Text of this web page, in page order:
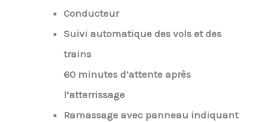
Conducteur
Suivi automatique des vols et des
trains
60 minutes d’attente après
l’atterrissage
Ramassage avec panneau indiquant